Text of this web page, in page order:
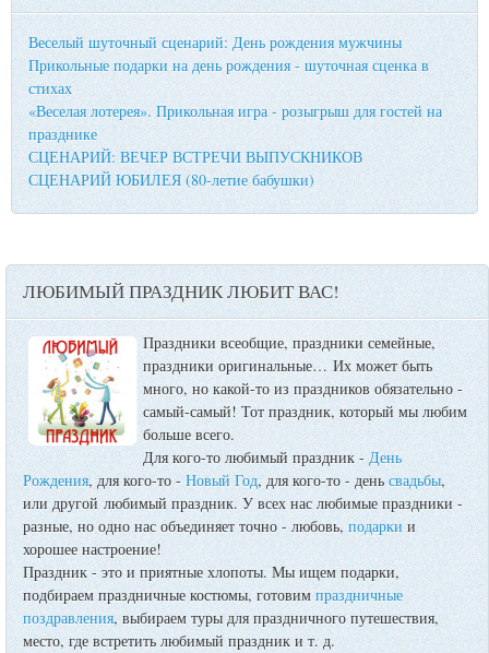
Веселый шуточный сценарий: День рождения мужчины
Прикольные подарки на день рождения - шуточная сценка в
стихах
«Веселая лотерея». Прикольная игра - розыгрыш для гостей на
празднике
СЦЕНАРИЙ: ВЕЧЕР ВСТРЕЧИ ВЫПУСКНИКОВ
СЦЕНАРИЙ ЮБИЛЕЯ (80-летие бабушки)
ЛЮБИМЫЙ ПРАЗДНИК ЛЮБИТ ВАС!
Праздники всеобщие, праздники семейные,
праздники оригинальные… Их может быть
много, но какой-то из праздников обязательно -
самый-самый! Тот праздник, который мы любим
больше всего.
Для кого-то любимый праздник - День
Рождения, для кого-то -Новый Год, для кого-то - деньсвадьбы,
или другой любимый праздник. У всех нас любимые праздники -
разные, но одно нас объединяет точно - любовь,подарки и
хорошее настроение!
Праздник - это и приятные хлопоты. Мы ищем подарки,
подбираем праздничные костюмы, готовимпраздничные
поздравления, выбираем туры для праздничного путешествия,
место, где встретить любимый праздник и т. д.